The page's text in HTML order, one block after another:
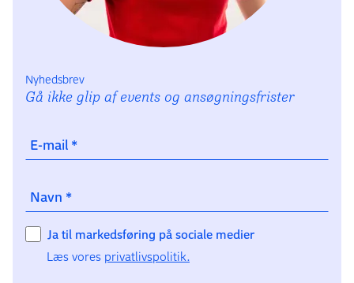
Nyhedsbrev
Gå ikke glip af events og ansøgningsfrister
E-mail *
Navn *
Ja til markedsføring på sociale medier
Læs vores privatlivspolitik.